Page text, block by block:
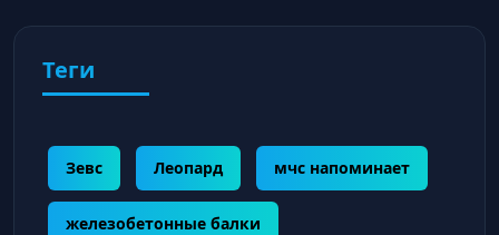
Теги
Зевс Леопард мчс напоминает
железобетонные балки